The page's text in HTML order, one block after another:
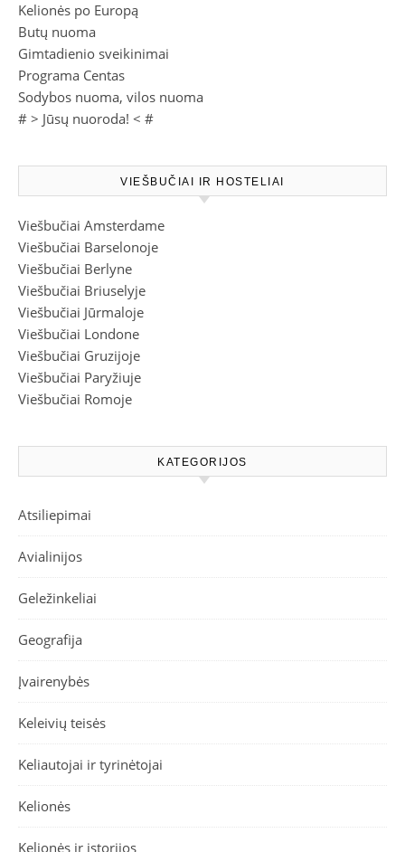
Kelionės po Europą
Butų nuoma
Gimtadienio sveikinimai
Programa Centas
Sodybos nuoma, vilos nuoma
# > Jūsų nuoroda! < #
VIEŠBUČIAI IR HOSTELIAI
Viešbučiai Amsterdame
Viešbučiai Barselonoje
Viešbučiai Berlyne
Viešbučiai Briuselyje
Viešbučiai Jūrmaloje
Viešbučiai Londone
Viešbučiai Gruzijoje
Viešbučiai Paryžiuje
Viešbučiai Romoje
KATEGORIJOS
Atsiliepimai
Avialinijos
Geležinkeliai
Geografija
Įvairenybės
Keleivių teisės
Keliautojai ir tyrinėtojai
Kelionės
Kelionės ir istorijos